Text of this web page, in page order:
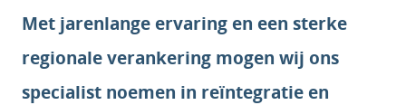
Met jarenlange ervaring en een sterke
regionale verankering mogen wij ons
specialist noemen in reïntegratie en